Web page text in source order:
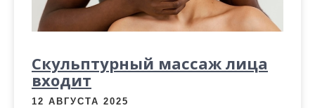
Скульптурный массаж лица
входит
12 АВГУСТА 2025